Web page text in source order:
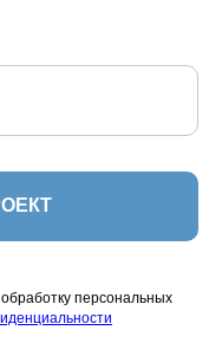
персональных